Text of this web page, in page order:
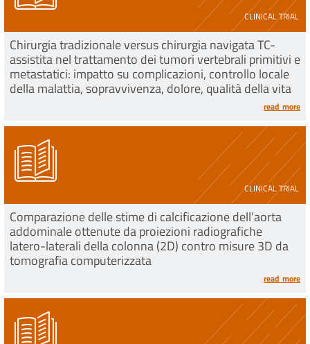
CLINICAL TRIAL
Chirurgia tradizionale versus chirurgia navigata TC-
assistita nel trattamento dei tumori vertebrali primitivi e
metastatici: impatto su complicazioni, controllo locale
della malattia, sopravvivenza, dolore, qualità della vita
read more
CLINICAL TRIAL
Comparazione delle stime di calcificazione dell’aorta
addominale ottenute da proiezioni radiografiche
latero-laterali della colonna (2D) contro misure 3D da
tomografia computerizzata
read more